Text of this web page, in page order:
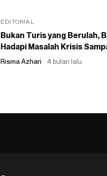
EDITORIAL
Bukan Turis yang Berulah,
Hadapi Masalah Krisis
Risma Azhari 4 bulan lalu